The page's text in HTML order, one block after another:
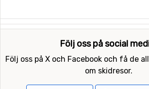
Följ oss på social
Följ oss på X och Facebook och få de
om skidresor.